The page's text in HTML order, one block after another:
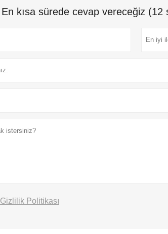
kısa sürede cevap vereceğiz (12
Gizlilik Politikası